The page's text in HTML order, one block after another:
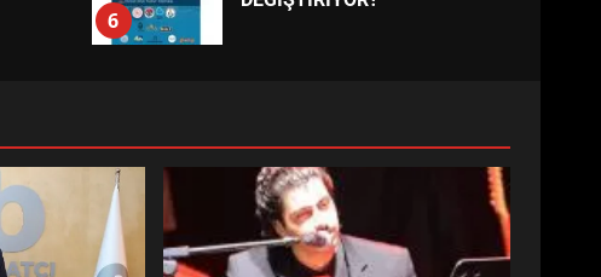
6
7
YÖNETİM NASIL ŞEKİLLENDİ?
AYVALIK SU MİRASI İÇİN